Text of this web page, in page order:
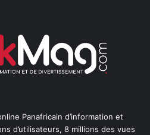
Panafricain d’information et
d’utilisateurs, 8 millions des vues